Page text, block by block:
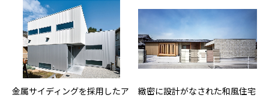
金属サイディングを採用したア
緻密に設計がなされた和風住宅